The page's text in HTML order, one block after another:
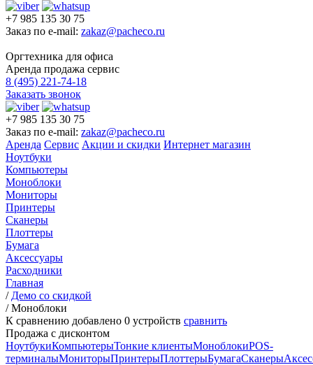
+7 985 135 30 75
Заказ по e-mail: zakaz@pacheco.ru
Оргтехника для офиса
Аренда продажа сервис
8 (495) 221-74-18
Заказать звонок
+7 985 135 30 75
Заказ по e-mail: zakaz@pacheco.ru
Аренда Сервис Акции и скидки Интернет магазин
Ноутбуки
Компьютеры
Моноблоки
Мониторы
Принтеры
Сканеры
Плоттеры
Бумага
Аксессуары
Расходники
Главная
/ Демо со скидкой
/Моноблоки
К сравнению добавлено 0 устройств сравнить
Продажа с дисконтом
НоутбукиКомпьютерыТонкие клиентыМоноблокиPOS-
терминалыМониторыПринтерыПлоттерыБумагаСканеры